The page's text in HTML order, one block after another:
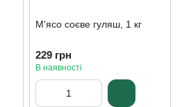
М'ясо соєве гуляш, 1 кг
229 грн
В наявності